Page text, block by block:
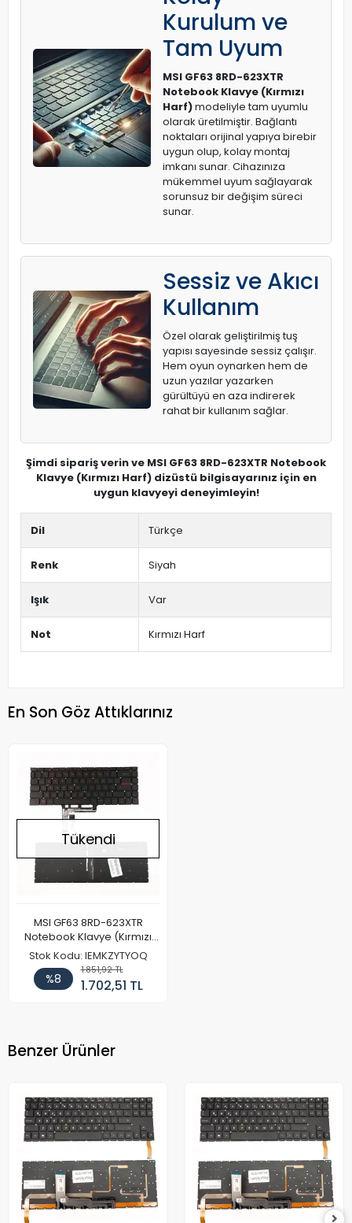
Kurulum ve
Tam Uyum
MSI GF63 8RD-623XTR
Notebook Klavye (Kırmızı
Harf)modeliyle tam uyumlu
olarak üretilmiştir. Bağlantı
noktaları orijinal yapıya birebir
uygun olup, kolay montaj
imkanı sunar. Cihazınıza
mükemmel uyum sağlayarak
sorunsuz bir değişim süreci
sunar.
Sessiz ve Akıcı
Kullanım
Özel olarak geliştirilmiş tuş
yapısı sayesinde sessiz çalışır.
Hem oyun oynarken hem de
uzun yazılar yazarken
gürültüyü en aza indirerek
rahat bir kullanım sağlar.
Şimdi sipariş verin ve MSI GF63 8RD-623XTR Notebook
Klavye (Kırmızı Harf) dizüstü bilgisayarınız için en
uygun klavyeyi deneyimleyin!
Dil Türkçe
Renk Siyah
Işık Var
Not Kırmızı Harf
En Son Göz Attıklarınız
Tükendi
MSI GF63 8RD-623XTR
Notebook Klavye (Kırmızı
Harf)
Stok Kodu: IEMKZYTYOQ
%8
1.851,92 TL
1.702,51 TL
Benzer Ürünler